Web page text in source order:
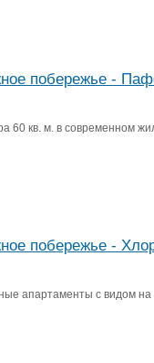
побережье -
60 кв. м. в современном
побережье -
апартаменты с видом на